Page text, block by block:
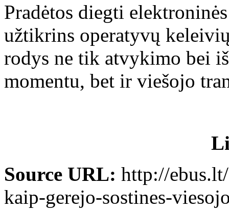
Pradėtos diegti
užtikrins operatyvų
rodys ne tik atvykimo bei
momentu, bet ir viešojo
Source URL: http://
kaip-gerejo-sostines-